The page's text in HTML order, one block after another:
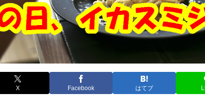
X Facebook はてブ